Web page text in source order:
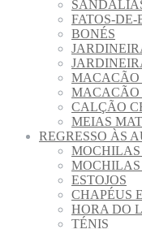
FATOS-
BONÉS
MACACÃO
MACACÃO
CALÇÃO
MEIAS
REGRESSO ÀS
MOCHILAS
MOCHILAS
ESTOJOS
CHAPÉUS
HORA DO
TÉNIS